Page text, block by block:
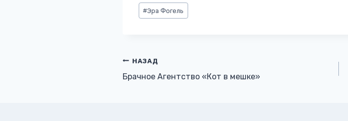
Метки
записи:
#Эра Фогель
Навигация
по
НАЗАД
Брачное Агентство «Кот в мешке»